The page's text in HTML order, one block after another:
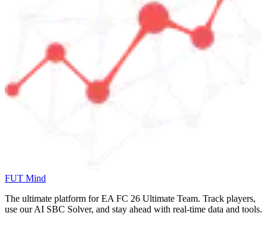
FUT Mind
The ultimate platform for EA FC 26 Ultimate Team. Track players,
use our AI SBC Solver, and stay ahead with real-time data and tools.